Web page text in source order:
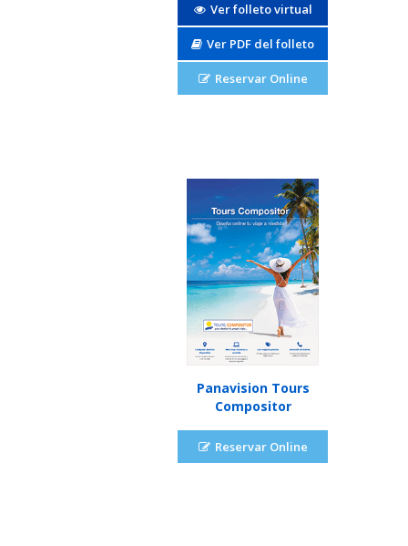
Ver folleto virtual
Ver PDF del folleto
Reservar Online
Panavision Tours
Compositor
Reservar Online